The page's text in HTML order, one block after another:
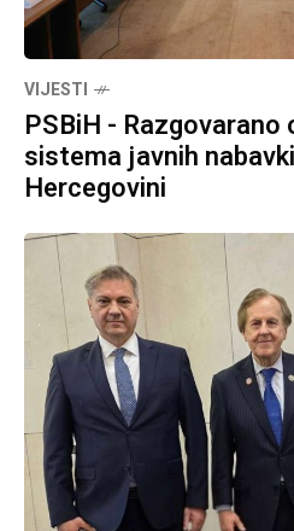
VIJESTI
PSBiH - Razgovarano
sistema javnih
Hercegovini